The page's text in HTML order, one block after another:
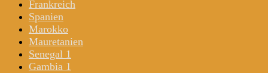
Frankreich
Spanien
Marokko
Mauretanien
Senegal 1
Gambia 1